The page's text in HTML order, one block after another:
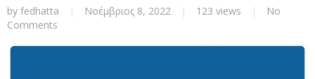
by fedhatta | Νοέμβριος 8, 2022 | 123 views |
No
Comments